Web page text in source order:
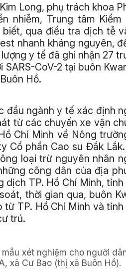
Long, phụ trách khoa
nhiễm, Trung tâm Kiểm
qua điều tra dịch tễ
nhanh kháng nguyên,
y tế đã ghi nhận 27
SARS-CoV-2 tại buôn
Hồ.
đầu ngành y tế xác định
từ các chuyến xe vận
Chí Minh về Nông
Cổ phần Cao su Đắk Lắk.
loại trừ nguyên nhân
công dân của địa
dịch TP. Hồ Chí Minh, tỉnh
thời gian qua, buôn
TP. Hồ Chí Minh và tỉnh
trú.
xét nghiệm cho người dân
xã Cư Bao (thị xã Buôn Hồ).